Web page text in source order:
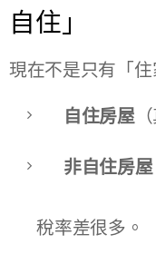
自住」
現在不是只有「住
自住房屋（
非自住房屋
👉 稅率差很多。